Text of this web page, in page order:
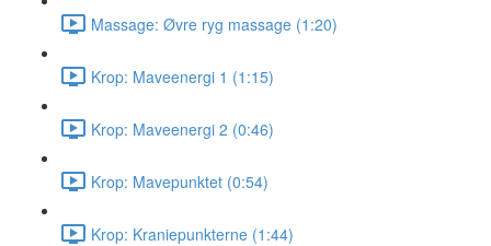
Massage: Øvre ryg massage (1:20)
Krop: Maveenergi 1 (1:15)
Krop: Maveenergi 2 (0:46)
Krop: Mavepunktet (0:54)
Krop: Kraniepunkterne (1:44)